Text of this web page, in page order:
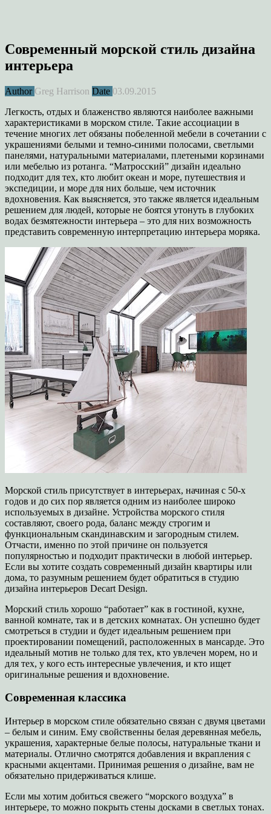
Современный морской стиль дизайна
интерьера
Author Greg Harrison Date 03.09.2015
Легкость, отдых и блаженство являются наиболее важными
характеристиками в морском стиле. Такие ассоциации в
течение многих лет обязаны побеленной мебели в сочетании с
украшениями белыми и темно-синими полосами, светлыми
панелями, натуральными материалами, плетеными корзинами
или мебелью из ротанга. “Матросский” дизайн идеально
подходит для тех, кто любит океан и море, путешествия и
экспедиции, и море для них больше, чем источник
вдохновения. Как выясняется, это также является идеальным
решением для людей, которые не боятся утонуть в глубоких
водах безмятежности интерьера – это для них возможность
представить современную интерпретацию интерьера моряка.
Морской стиль присутствует в интерьерах, начиная с 50-х
годов и до сих пор является одним из наиболее широко
используемых в дизайне. Устройства морского стиля
составляют, своего рода, баланс между строгим и
функциональным скандинавским и загородным стилем.
Отчасти, именно по этой причине он пользуется
популярностью и подходит практически в любой интерьер.
Если вы хотите создать современный дизайн квартиры или
дома, то разумным решением будет обратиться в студию
дизайна интерьеров Decart Design.
Морский стиль хорошо “работает” как в гостиной, кухне,
ванной комнате, так и в детских комнатах. Он успешно будет
смотреться в студии и будет идеальным решением при
проектировании помещений, расположенных в мансарде. Это
идеальный мотив не только для тех, кто увлечен морем, но и
для тех, у кого есть интересные увлечения, и кто ищет
оригинальные решения и вдохновение.
Современная классика
Интерьер в морском стиле обязательно связан с двумя цветами
– белым и синим. Ему свойственны белая деревянная мебель,
украшения, характерные белые полосы, натуральные ткани и
материалы. Отлично смотрятся добавления и вкрапления с
красными акцентами. Принимая решения о дизайне, вам не
обязательно придерживаться клише.
Если мы хотим добиться свежего “морского воздуха” в
интерьере, то можно покрыть стены досками в светлых тонах.